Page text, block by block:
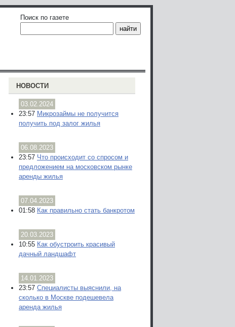
Поиск по газете
НОВОСТИ
03.02.2024
23:57 Микрозаймы не получится
получить под залог жилья
06.08.2023
23:57 Что происходит со спросом и
предложением на московском рынке
аренды жилья
07.04.2023
01:58 Как правильно стать банкротом
20.03.2023
10:55 Как обустроить красивый
дачный ландшафт
14.01.2023
23:57 Специалисты выяснили, на
сколько в Москве подешевела
аренда жилья